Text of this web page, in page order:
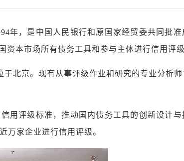
年，是中国人民银行和原国家经贸委共同批准
资本市场所有债务工具和参与主体进行信用
京。现有从事评级作业和研究的专业分析师
用评级标准，推动国内债务工具的创新设计与
万家企业进行信用评级。